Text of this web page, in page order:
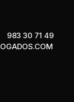
983 30 71 49